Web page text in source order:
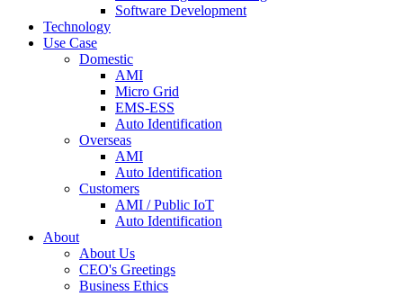
Software Development
Technology
Use Case
Domestic
AMI
Micro Grid
EMS-ESS
Auto Identification
Overseas
AMI
Auto Identification
Customers
AMI / Public IoT
Auto Identification
About
About Us
CEO's Greetings
Business Ethics